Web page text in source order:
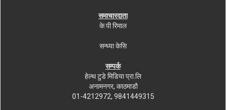
समाचारदाता
के.पी रिमाल
सन्ध्या केसि
सम्पर्क
हेल्थ टुडे मिडिया प्रा.लि
अनामनगर, काठमाडौ
01-4212972, 9841449315